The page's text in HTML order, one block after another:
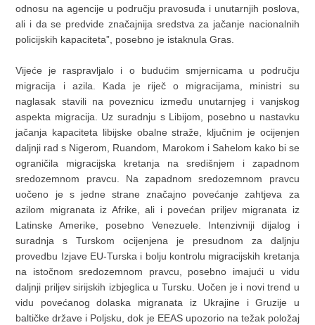
odnosu na agencije u području pravosuđa i unutarnjih poslova,
ali i da se predvide značajnija sredstva za jačanje nacionalnih
policijskih kapaciteta”, posebno je istaknula Gras.
Vijeće je raspravljalo i o budućim smjernicama u području
migracija i azila. Kada je riječ o migracijama, ministri su
naglasak stavili na poveznicu između unutarnjeg i vanjskog
aspekta migracija. Uz suradnju s Libijom, posebno u nastavku
jačanja kapaciteta libijske obalne straže, ključnim je ocijenjen
daljnji rad s Nigerom, Ruandom, Marokom i Sahelom kako bi se
ograničila migracijska kretanja na središnjem i zapadnom
sredozemnom pravcu. Na zapadnom sredozemnom pravcu
uočeno je s jedne strane značajno povećanje zahtjeva za
azilom migranata iz Afrike, ali i povećan priljev migranata iz
Latinske Amerike, posebno Venezuele. Intenzivniji dijalog i
suradnja s Turskom ocijenjena je presudnom za daljnju
provedbu Izjave EU-Turska i bolju kontrolu migracijskih kretanja
na istočnom sredozemnom pravcu, posebno imajući u vidu
daljnji priljev sirijskih izbjeglica u Tursku. Uočen je i novi trend u
vidu povećanog dolaska migranata iz Ukrajine i Gruzije u
baltičke države i Poljsku, dok je EEAS upozorio na težak položaj